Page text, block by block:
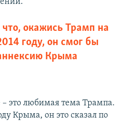
окажись Трамп на
году, он смог бы
Крыма
это любимая тема Трампа.
Крыма, он это сказал по